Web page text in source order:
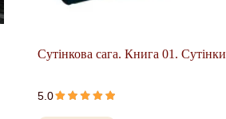
Сутінкова сага. Книга 01. Сутінки
5.0